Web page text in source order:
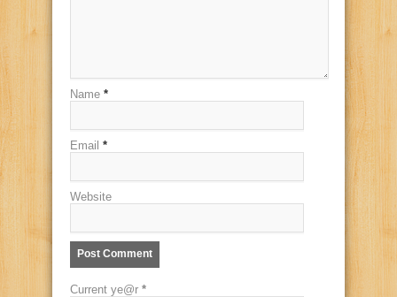
Name *
Email *
Website
Current ye@r *